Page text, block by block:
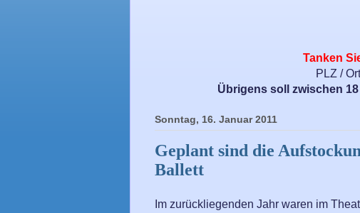
Tanken
PLZ / Ort
Übrigens soll zwischen
Sonntag, 16. Januar 2011
Geplant sind die
Ballett
Im zurückliegenden Jahr waren im